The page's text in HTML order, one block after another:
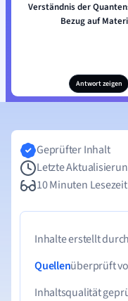
Verständnis der
Bezug auf
Antwort zeigen
Geprüfter Inhalt
Letzte
10 Minuten Lesezeit
Inhalte erstellt
Quellenüberprüft
Inhaltsqualität